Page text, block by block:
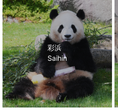
彩浜
Saihin